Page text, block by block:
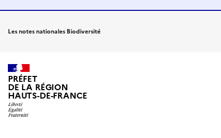
Les notes nationales Biodiversité
PRÉFET
DE LA RÉGION
HAUTS-DE-FRANCE